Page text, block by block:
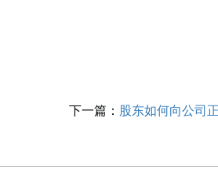
下一篇： 股东如何向公司